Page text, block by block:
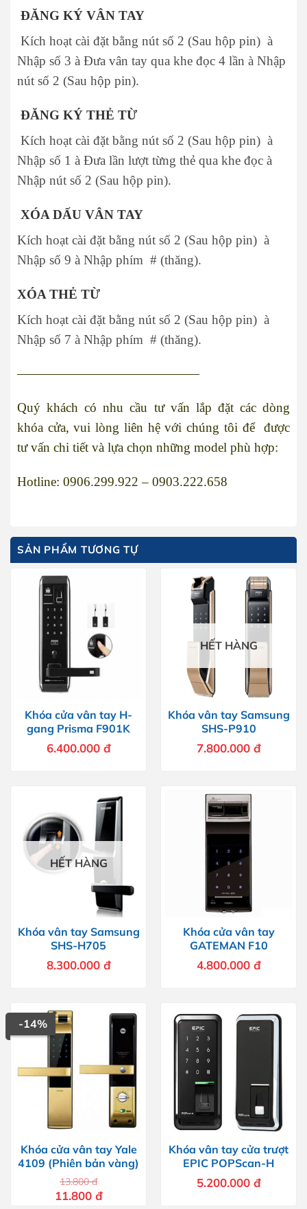
ĐĂNG KÝ VÂN TAY
Kích hoạt cài đặt bằng nút số 2 (Sau hộp pin) à
Nhập số 3 à Đưa vân tay qua khe đọc 4 lần à Nhập
nút số 2 (Sau hộp pin).
ĐĂNG KÝ THẺ TỪ
Kích hoạt cài đặt bằng nút số 2 (Sau hộp pin) à
Nhập số 1 à Đưa lần lượt từng thẻ qua khe đọc à
Nhập nút số 2 (Sau hộp pin).
XÓA DẤU VÂN TAY
Kích hoạt cài đặt bằng nút số 2 (Sau hộp pin) à
Nhập số 9 à Nhập phím # (thăng).
XÓA THẺ TỪ
Kích hoạt cài đặt bằng nút số 2 (Sau hộp pin) à
Nhập số 7 à Nhập phím # (thăng).
——————————————
Quý khách có nhu cầu tư vấn lắp đặt các dòng
khóa cửa, vui lòng liên hệ với chúng tôi để được
tư vấn chi tiết và lựa chọn những model phù hợp:
Hotline: 0906.299.922 – 0903.222.658
SẢN PHẨM TƯƠNG TỰ
Khóa cửa vân tay H-
gang Prisma F901K
6.400.000 đ
HẾT HÀNG
Khóa vân tay Samsung
SHS-P910
7.800.000 đ
HẾT HÀNG
Khóa vân tay Samsung
SHS-H705
8.300.000 đ
Khóa cửa vân tay
GATEMAN F10
4.800.000 đ
-14%
Khóa cửa vân tay Yale
4109 (Phiên bản vàng)
13.800đ
Giá
gốc
11.800 đGiá
hiện
Khóa vân tay cửa trượt
EPIC POPScan-H
5.200.000 đ